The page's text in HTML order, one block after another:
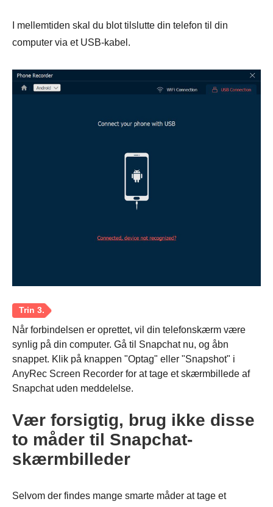
I mellemtiden skal du blot tilslutte din telefon til din
computer via et USB-kabel.
Når forbindelsen er oprettet, vil din telefonskærm være
synlig på din computer. Gå til Snapchat nu, og åbn
snappet. Klik på knappen "Optag" eller "Snapshot" i
AnyRec Screen Recorder for at tage et skærmbillede af
Snapchat uden meddelelse.
Vær forsigtig, brug ikke disse
to måder til Snapchat-
skærmbilleder
Selvom der findes mange smarte måder at tage et